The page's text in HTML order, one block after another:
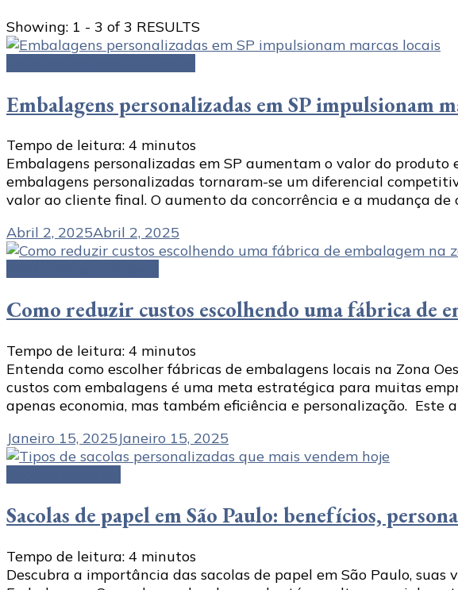
Showing: 1 - 3 of 3 RESULTS
Embalagens personalizadas em SP impulsionam
Tempo de leitura: 4 minutos
Embalagens personalizadas em SP aumentam o valor do produto
embalagens personalizadas tornaram-se um diferencial
valor ao cliente final. O aumento da concorrência e a mudança
Abril 2, 2025Abril 2, 2025
Como reduzir custos escolhendo uma fábrica de
Tempo de leitura: 4 minutos
Entenda como escolher fábricas de embalagens locais na Zona
custos com embalagens é uma meta estratégica para muitas
apenas economia, mas também eficiência e personalização. Este
Janeiro 15, 2025Janeiro 15, 2025
Sacolas de papel em São Paulo: benefícios,
Tempo de leitura: 4 minutos
Descubra a importância das sacolas de papel em São Paulo,